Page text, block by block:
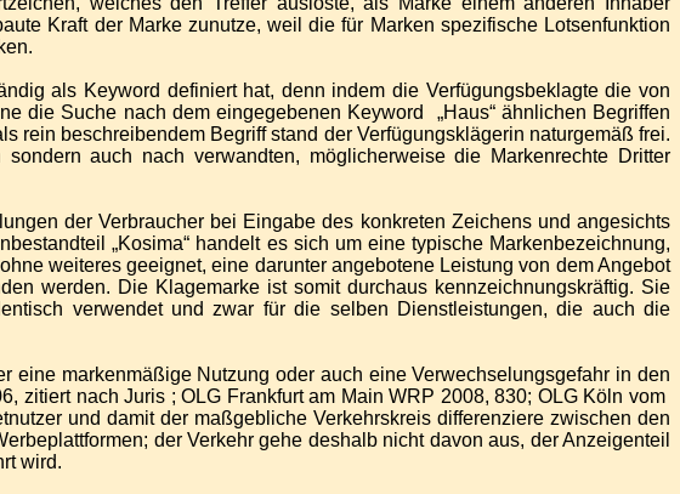
Kraft der Marke zunutze, weil die für Marken spezifische Lotsenfunktion
als Keyword definiert hat, denn indem die Verfügungsbeklagte die von
die Suche nach dem eingegebenen Keyword „Haus“ ähnlichen Begriffen
rein beschreibendem Begriff stand der Verfügungsklägerin naturgemäß frei.
auch nach verwandten, möglicherweise die Markenrechte Dritter
der Verbraucher bei Eingabe des konkreten Zeichens und angesichts
„Kosima“ handelt es sich um eine typische Markenbezeichnung,
weiteres geeignet, eine darunter angebotene Leistung von dem Angebot
werden. Die Klagemarke ist somit durchaus kennzeichnungskräftig. Sie
verwendet und zwar für die selben Dienstleistungen, die auch die
eine markenmäßige Nutzung oder auch eine Verwechselungsgefahr in den
zitiert nach Juris ; OLG Frankfurt am Main WRP 2008, 830; OLG Köln vom
und damit der maßgebliche Verkehrskreis differenziere zwischen den
der Verkehr gehe deshalb nicht davon aus, der Anzeigenteil
wird.